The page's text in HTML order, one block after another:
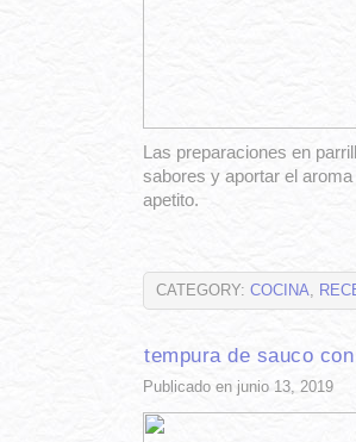
Las preparaciones en
sabores y aportar el
apetito.
CATEGORY: COCINA,
tempura de sauco
Publicado en junio 13, 2019